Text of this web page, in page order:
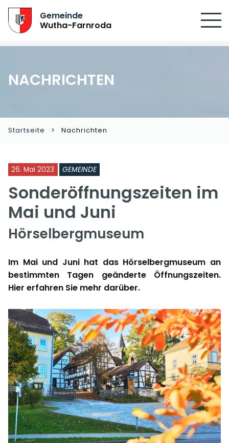
Gemeinde
Wutha-Farnroda
NACHRICHTEN
Startseite Nachrichten
26. Mai 2023 GEMEINDE
Sonderöffnungszeiten im
Mai und Juni
Hörselbergmuseum
Im Mai und Juni hat das Hörselbergmuseum an
bestimmten Tagen geänderte Öffnungszeiten.
Hier erfahren Sie mehr darüber.